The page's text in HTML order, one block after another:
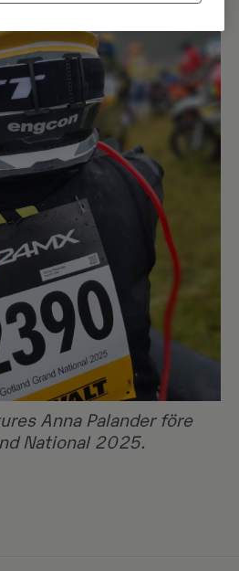
Anna Palander före
National 2025.